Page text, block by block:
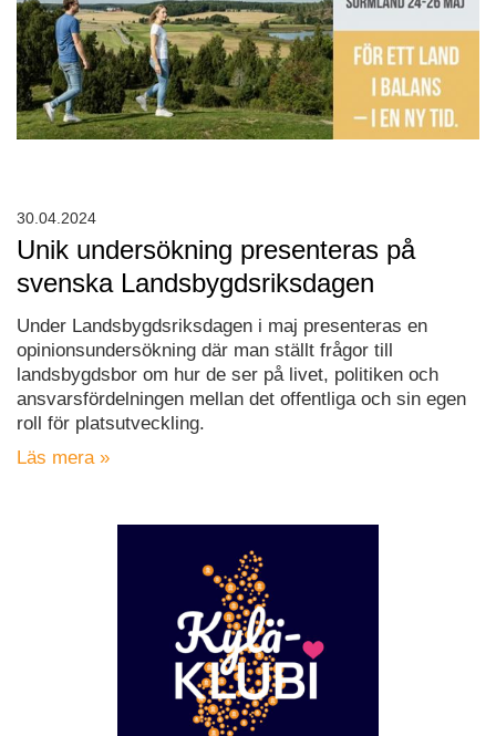
Unik undersökning presenteras på
svenska Landsbygdsriksdagen
Under Landsbygdsriksdagen i maj presenteras en
opinionsundersökning där man ställt frågor till
landsbygdsbor om hur de ser på livet, politiken och
ansvarsfördelningen mellan det offentliga och sin egen
roll för platsutveckling.
Läs mera »
30.04.2024